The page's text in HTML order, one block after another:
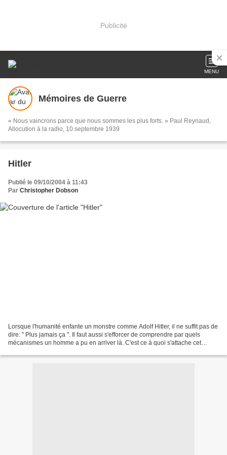
Publicité
MENU
Mémoires de Guerre
« Nous vaincrons parce que nous sommes les plus forts. » Paul Reynaud,
Allocution à la radio, 10 septembre 1939
Hitler
Publié le 09/10/2004 à 11:43
Par Christopher Dobson
Lorsque l'humanité enfante un monstre comme Adolf Hitler, il ne suffit pas de
dire: " Plus jamais ça ". Il faut aussi s'efforcer de comprendre par quels
mécanismes un homme a pu en arriver là. C'est ce à quoi s'attache cet